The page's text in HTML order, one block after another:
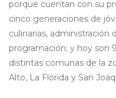
porque cuentan con su
cinco generaciones de
culinarias, administración
programación; y hoy son
distintas comunas de la
Alto, La Florida y San